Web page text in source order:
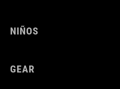
NIÑOS
GEAR